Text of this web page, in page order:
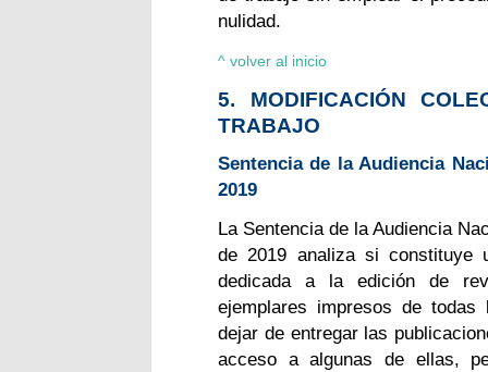
nulidad.
^ volver al inicio
5. MODIFICACIÓN
TRABAJO
Sentencia de la Audiencia
2019
La Sentencia de la Audiencia
de 2019 analiza si constituye
dedicada a la edición de
ejemplares impresos de
dejar de entregar las
acceso a algunas de ellas,